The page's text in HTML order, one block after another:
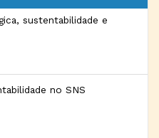
sustentabilidade e
no SNS